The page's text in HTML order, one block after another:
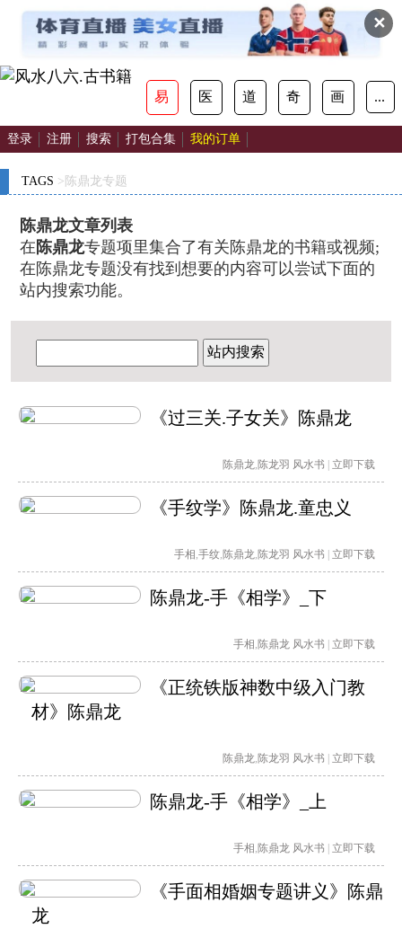
✕
易 医 道 奇 画 ...
登录 注册 搜索 打包合集 我的订单
TAGS >陈鼎龙专题
陈鼎龙文章列表
在 陈鼎龙专题项里集合了有关陈鼎龙的书籍或视频;
在陈鼎龙专题没有找到想要的内容可以尝试下面的
站内搜索功能。
站内搜索
《过三关.子女关》陈鼎龙
陈鼎龙, 陈龙羽 风水书 立即下载
《手纹学》陈鼎龙.童忠义
手相,手纹, 陈鼎龙, 陈龙羽 风水书 立即下载
陈鼎龙-手《相学》_下
手相, 陈鼎龙 风水书 立即下载
《正统铁版神数中级入门教
材》陈鼎龙
陈鼎龙, 陈龙羽 风水书 立即下载
陈鼎龙-手《相学》_上
手相, 陈鼎龙 风水书 立即下载
《手面相婚姻专题讲义》陈鼎
龙